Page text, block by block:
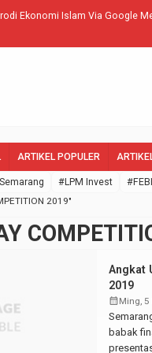
Ekonomi Islam Via Google
ARTIKEL POPULER
#LPM Invest
2019"
Angkat
2019
calendar_monthMing,
babak